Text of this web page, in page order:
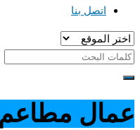
اتصل بنا
عمال مطاعم